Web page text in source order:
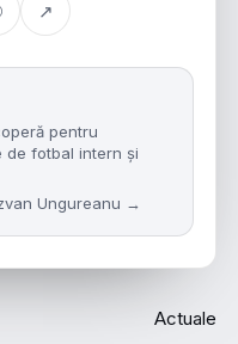
↗
pentru
de fotbal intern și
Ungureanu →
Actuale